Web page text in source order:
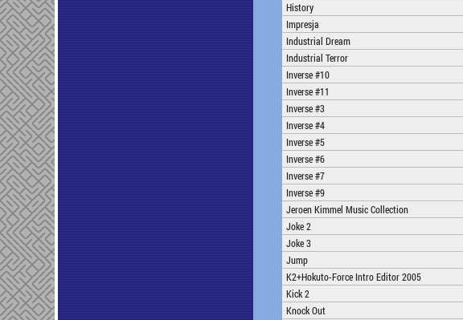
History
Impresja
Industrial Dream
Industrial Terror
Inverse #10
Inverse #11
Inverse #3
Inverse #4
Inverse #5
Inverse #6
Inverse #7
Inverse #9
Jeroen Kimmel Music Collection
Joke 2
Joke 3
Jump
K2+Hokuto-Force Intro Editor 2005
Kick 2
Knock Out